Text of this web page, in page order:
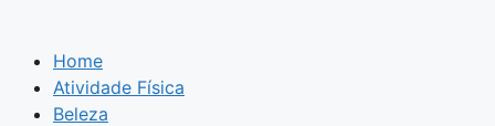
Home
Atividade Física
Beleza